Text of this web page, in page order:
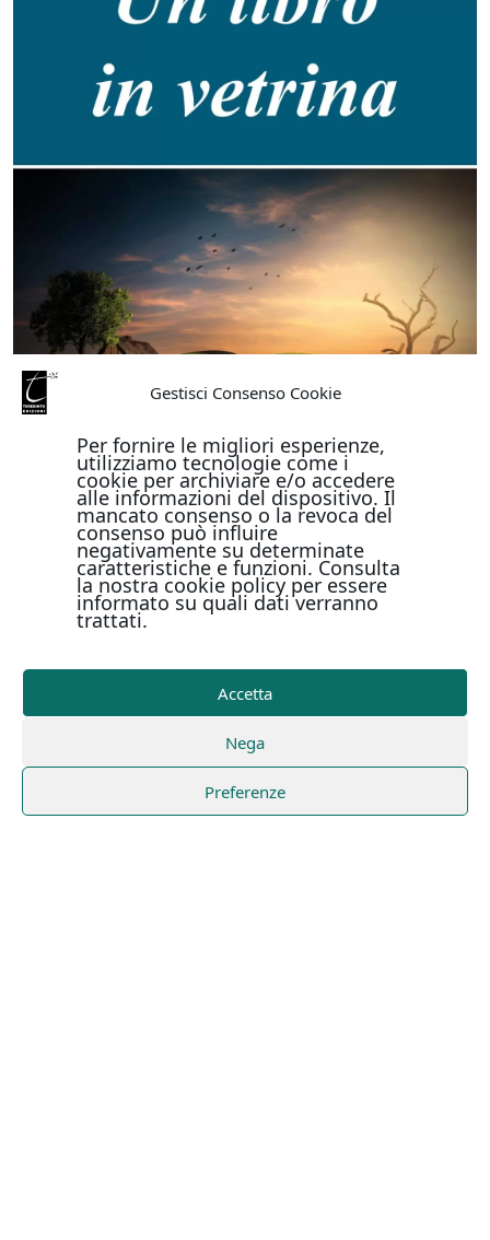
Gestisci Consenso Cookie
Per fornire le migliori esperienze,
utilizziamo tecnologie come i
cookie per archiviare e/o accedere
alle informazioni del dispositivo. Il
mancato consenso o la revoca del
consenso può influire
negativamente su determinate
caratteristiche e funzioni. Consulta
la nostra cookie policy per essere
informato su quali dati verranno
trattati.
Accetta
Nega
Preferenze